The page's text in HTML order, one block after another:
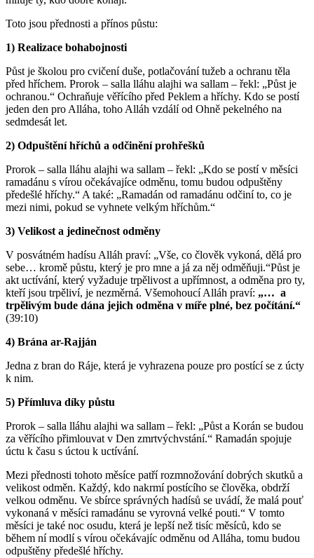
Toto jsou přednosti a přínos půstu:
1) Realizace bohabojnosti
Půst je školou pro cvičení duše, potlačování tužeb a ochranu těla
před hříchem. Prorok – salla lláhu alajhi wa sallam – řekl: „Půst je
ochranou.“ Ochraňuje věřícího před Peklem a hříchy. Kdo se postí
jeden den pro Alláha, toho Alláh vzdálí od Ohně pekelného na
sedmdesát let.
2) Odpuštění hříchů a odčinění prohřešků
Prorok – salla lláhu alajhi wa sallam – řekl: „Kdo se postí v měsíci
ramadánu s vírou očekávajíce odměnu, tomu budou odpuštěny
předešlé hříchy.“ A také: „Ramadán od ramadánu odčiní to, co je
mezi nimi, pokud se vyhnete velkým hříchům.“
3) Velikost a jedinečnost odměny
V posvátném hadísu Alláh praví: „Vše, co člověk vykoná, dělá pro
sebe… kromě půstu, který je pro mne a já za něj odměňuji.“Půst je
akt uctívání, který vyžaduje trpělivost a upřímnost, a odměna pro ty,
kteří jsou trpěliví, je nezměrná. Všemohoucí Alláh praví: „… a
trpělivým bude dána jejich odměna v míře plné, bez počítání.“
(39:10)
4) Brána ar-Rajján
Jedna z bran do Ráje, která je vyhrazena pouze pro postící se z úcty
k nim.
5) Přímluva díky půstu
Prorok – salla lláhu alajhi wa sallam – řekl: „Půst a Korán se budou
za věřícího přimlouvat v Den zmrtvýchvstání.“ Ramadán spojuje
úctu k času s úctou k uctívání.
Mezi přednosti tohoto měsíce patří rozmnožování dobrých skutků a
velikost odměn. Každý, kdo nakrmí postícího se člověka, obdrží
velkou odměnu. Ve sbírce správných hadísů se uvádí, že malá pouť
vykonaná v měsíci ramadánu se vyrovná velké pouti.“ V tomto
měsíci je také noc osudu, která je lepší než tisíc měsíců, kdo se
během ní modlí s vírou očekávajíc odměnu od Alláha, tomu budou
odpuštěny předešlé hříchy.